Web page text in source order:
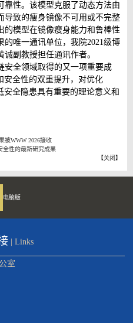
靠性。该模型克服了动态方法由
导致的瘦身镜像不可用或不完整
的模型在镜像瘦身能力和鲁棒性
的唯一通讯单位，我院2021级博
副教授担任通讯作者。
安全领域取得的又一项重要成
安全性的双重提升，对优化
安全隐患具有重要的理论意义和
被WWW 2026接收
全性的最新研究成果
【关闭 】
电脑版
| Links
室